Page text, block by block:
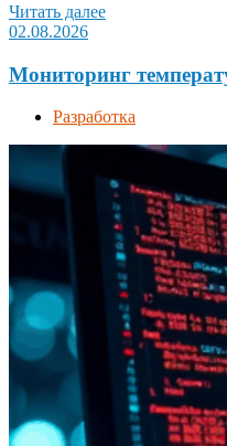
Читать далее
02.08.2026
Мониторинг
Разработка